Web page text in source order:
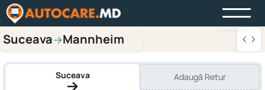
Suceava→Mannheim
Suceava Adaugă Retur